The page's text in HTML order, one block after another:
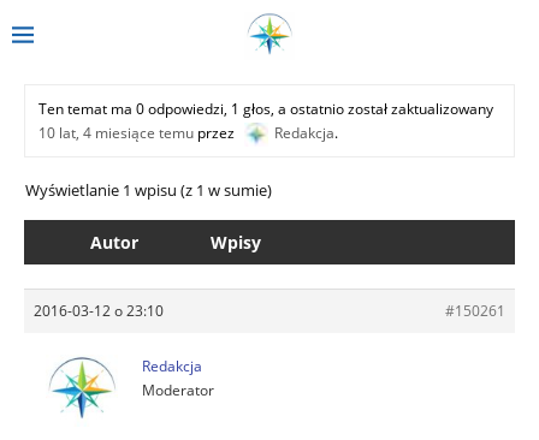
Ten temat ma 0 odpowiedzi, 1 głos, a ostatnio został zaktualizowany
10 lat, 4 miesiące temu przez Redakcja.
Wyświetlanie 1 wpisu (z 1 w sumie)
Autor Wpisy
2016-03-12 o 23:10 #150261
Redakcja
Moderator